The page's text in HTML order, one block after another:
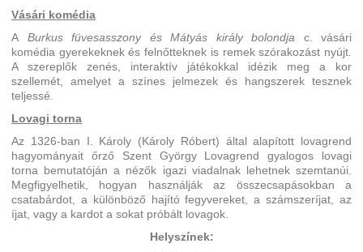
Vásári komédia
A Burkus füvesasszony és Mátyás király bolondja c. vásári
komédia gyerekeknek és felnőtteknek is remek szórakozást nyújt.
A szereplők zenés, interaktív játékokkal idézik meg a kor
szellemét, amelyet a színes jelmezek és hangszerek tesznek
teljessé.
Lovagi torna
Az 1326-ban I. Károly (Károly Róbert) által alapított lovagrend
hagyományait őrző Szent György Lovagrend gyalogos lovagi
torna bemutatóján a nézők igazi viadalnak lehetnek szemtanúi.
Megfigyelhetik, hogyan használják az összecsapásokban a
csatabárdot, a különböző hajító fegyvereket, a számszeríjat, az
íjat, vagy a kardot a sokat próbált lovagok.
Helyszínek: